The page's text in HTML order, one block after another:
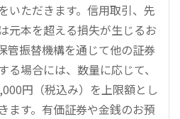
いただきます。信用取引、先
元本を超える損失が生じるお
管振替機構を通じて他の証券
場合には、数量に応じて、
円（税込み）を上限額とし
ます。有価証券や金銭のお預